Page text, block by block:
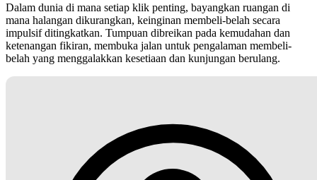
Dalam dunia di mana setiap klik penting, bayangkan ruangan di
mana halangan dikurangkan, keinginan membeli-belah secara
impulsif ditingkatkan. Tumpuan dibreikan pada kemudahan dan
ketenangan fikiran, membuka jalan untuk pengalaman membeli-
belah yang menggalakkan kesetiaan dan kunjungan berulang.